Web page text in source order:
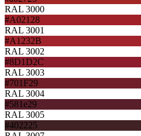
RAL 3000
#A02128
RAL 3001
#A1232B
RAL 3002
#8D1D2C
RAL 3003
#701F29
RAL 3004
#581e29
RAL 3005
#402225